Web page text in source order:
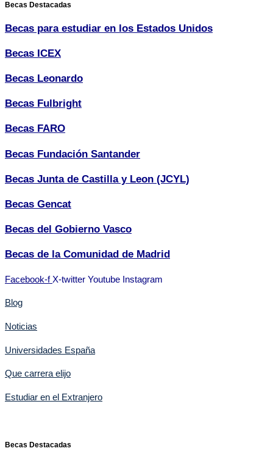
Becas Destacadas
Becas para estudiar en los Estados Unidos
Becas ICEX
Becas Leonardo
Becas Fulbright
Becas FARO
Becas Fundación Santander
Becas Junta de Castilla y Leon (JCYL)
Becas Gencat
Becas del Gobierno Vasco
Becas de la Comunidad de Madrid
Facebook-f X-twitter Youtube Instagram
Blog
Noticias
Universidades España
Que carrera elijo
Estudiar en el Extranjero
Becas Destacadas